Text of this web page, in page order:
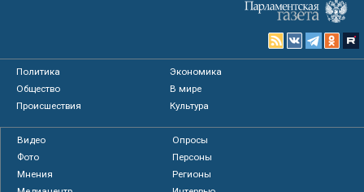
Политика
Экономика
Общество
В мире
Происшествия
Культура
Видео
Опросы
Фото
Персоны
Мнения
Регионы